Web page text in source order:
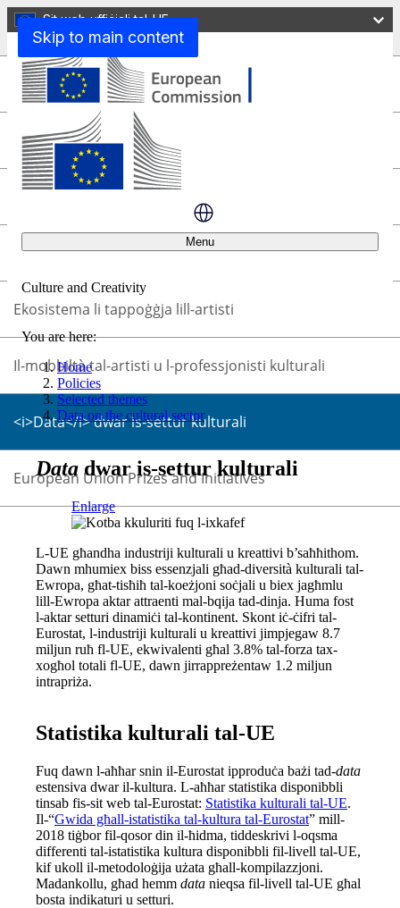
Skip to main content
Sit web uffiċjali tal-UE
Menu
Culture and Creativity
Temi magħżulin
Temi magħżulin
Wirt kulturali
L-ugwaljanza bejn il-ġeneri
Ekosistema li tappoġġja lill-artisti
Il-mobbiltà tal-artisti u l-professjonisti kulturali
<i>Data</i> dwar is-settur kulturali
European Union Prizes and Initiatives
You are here:
Home
Policies
Selected themes
Data on the cultural sector
Data dwar is-settur kulturali
Enlarge
L-UE għandha industriji kulturali u kreattivi b’saħħithom.
Dawn mhumiex biss essenzjali għad-diversità kulturali tal-
Ewropa, għat-tisħiħ tal-koeżjoni soċjali u biex jagħmlu
lill-Ewropa aktar attraenti mal-bqija tad-dinja. Huma fost
l-aktar setturi dinamiċi tal-kontinent. Skont iċ-ċifri tal-
Eurostat, l-industriji kulturali u kreattivi jimpjegaw 8.7
miljun ruħ fl-UE, ekwivalenti għal 3.8% tal-forza tax-
xogħol totali fl-UE, dawn jirrappreżentaw 1.2 miljun
intrapriża.
Statistika kulturali tal-UE
Fuq dawn l-aħħar snin il-Eurostat ipproduċa bażi tad-data
estensiva dwar il-kultura. L-aħħar statistika disponibbli
tinsab fis-sit web tal-Eurostat: Statistika kulturali tal-UE.
Il-“Gwida għall-istatistika tal-kultura tal-Eurostat” mill-
2018 tiġbor fil-qosor din il-ħidma, tiddeskrivi l-oqsma
differenti tal-istatistika kultura disponibbli fil-livell tal-UE,
kif ukoll il-metodoloġija użata għall-kompilazzjoni.
Madankollu, għad hemm data nieqsa fil-livell tal-UE għal
bosta indikaturi u setturi.